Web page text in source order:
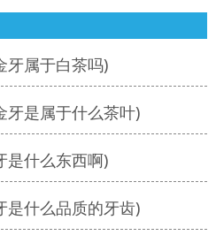
牙属于白茶吗)
牙是属于什么茶叶)
是什么东西啊)
是什么品质的牙齿)